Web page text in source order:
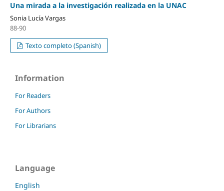
Una mirada a la investigación realizada en la UNAC
Sonia Lucía Vargas
88-90
Texto completo (Spanish)
Information
For Readers
For Authors
For Librarians
Language
English